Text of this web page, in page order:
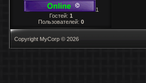
1
Гостей: 1
Пользователей: 0
Copyright MyCorp © 2026